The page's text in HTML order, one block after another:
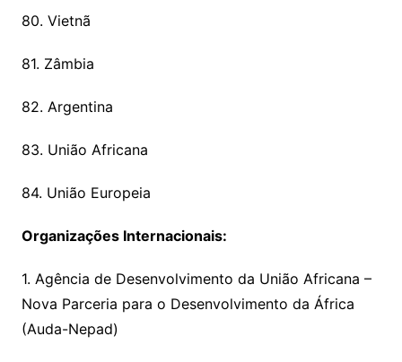
80. Vietnã
81. Zâmbia
82. Argentina
83. União Africana
84. União Europeia
Organizações Internacionais:
1. Agência de Desenvolvimento da União Africana –
Nova Parceria para o Desenvolvimento da África
(Auda-Nepad)